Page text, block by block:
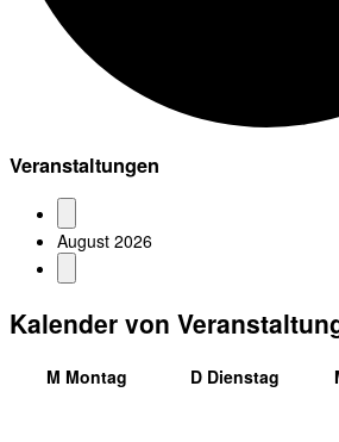
Veranstaltungen
August 2026
Kalender von
M Montag D Dienstag